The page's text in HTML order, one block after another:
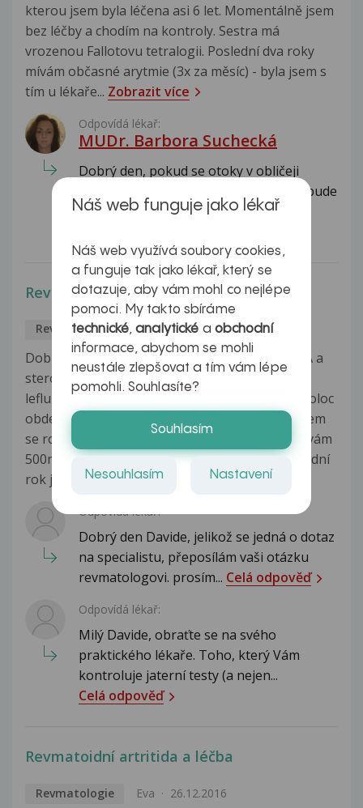
kterou jsem byla léčena asi 6 let. Momentálně jsem
bez léčby a chodím na kontroly. Sestra má
vrozenou Fallotovu tetralogii. Poslední dva roky
mívám občasné arytmie (3x za měsíc) - byla jsem s
tím u lékaře... Zobrazit více
Odpovídá lékař:
MUDr. Barbora Suchecká
Dobrý den, pokud se otoky v obličeji
objevily vždy po konzumaci alkoholu, bude
to způsobeno alkoholem....
Revmatoidní artritida
Revmatologie David 27.12.2016
Dobrý den už jsem vám jednou psal ohledně RA a
steroidum. Mel bych ještě jednu otázku beru
leflunomid 10mg denně a 4mg medrolu a controloc
obden 20mg. Cvicim již několik let a nedávno jsem
se rozhodl pořídit tst enanthat a nandrolon dávám
500mg tst a 250mg nandrolonu týdne. Za poslední
rok jsem neměl...Zobrazit více
Odpovídá lékař:
Dobrý den Davide, jelikož se jedná o dotaz
na specialistu, přeposílám vaši otázku
revmatologovi. prosím... Celá odpověď
Odpovídá lékař:
Milý Davide, obraťte se na svého
praktického lékaře. Toho, který Vám
kontroluje jaterní testy (a nejen...
Celá odpověď
Revmatoidní artritida a léčba
Revmatologie Eva 26.12.2016
Náš web funguje jako lékař
Náš web využívá soubory cookies,
a funguje tak jako lékař, který se
dotazuje, aby vám mohl co nejlépe
pomoci. My takto sbíráme
technické,analytické a obchodní
informace, abychom se mohli
neustále zlepšovat a tím vám lépe
pomohli. Souhlasíte?
Souhlasím
Nesouhlasím Nastavení